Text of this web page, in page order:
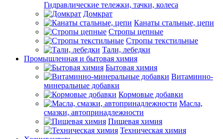
Гидравлические тележки, тачки, колеса
Домкрат
Канаты стальные, цепи
Стропы цепные
Стропы текстильные
Тали, лебедки
Промышленная и бытовая химия
Бытовая химия
Витаминно-
минеральные добавки
Кормовые добавки
Масла,
смазки, автопринадлежности
Пищевая химия
Техническая химия